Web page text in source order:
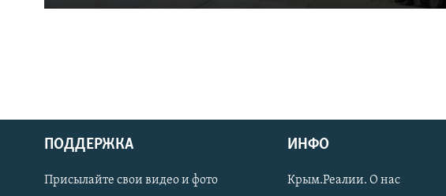
Українською
ПОДДЕРЖКА
Присылайте свои видео и фото
ИНФО
Крым.Реалии. О нас